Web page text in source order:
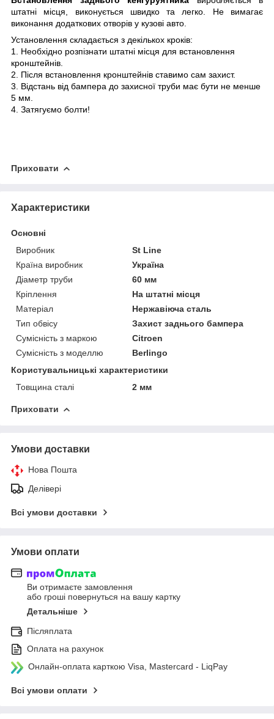
штатні місця, виконується швидко та легко. Не вимагає
виконання додаткових отворів у кузові авто.
Установлення складається з декількох кроків:
1. Необхідно розпізнати штатні місця для встановлення
кронштейнів.
2. Після встановлення кронштейнів ставимо сам захист.
3. Відстань від бампера до захисної труби має бути не менше
5 мм.
4. Затягуємо болти!
Приховати
Характеристики
Основні
Виробник
St Line
Країна виробник
Україна
Діаметр труби
60 мм
Кріплення
На штатні місця
Матеріал
Нержавіюча сталь
Тип обвісу
Захист заднього бампера
Сумісність з маркою
Citroen
Сумісність з моделлю
Berlingo
Користувальницькі характеристики
Товщина сталі
2 мм
Приховати
Умови доставки
Нова Пошта
Делівері
Всі умови доставки
Умови оплати
Ви отримаєте замовлення
або гроші повернуться на вашу картку
Детальніше
Післяплата
Оплата на рахунок
Онлайн-оплата карткою Visa, Mastercard - LiqPay
Всі умови оплати